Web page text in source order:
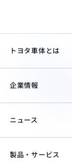
トヨタ車体とは
企業情報
ニュース
製品・サービス